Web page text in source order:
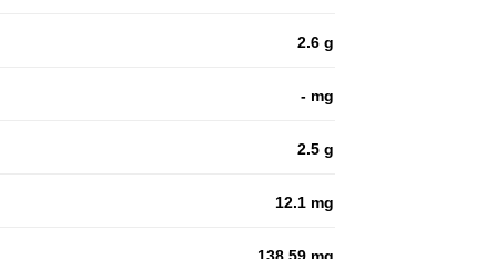
2.6 g
- mg
2.5 g
12.1 mg